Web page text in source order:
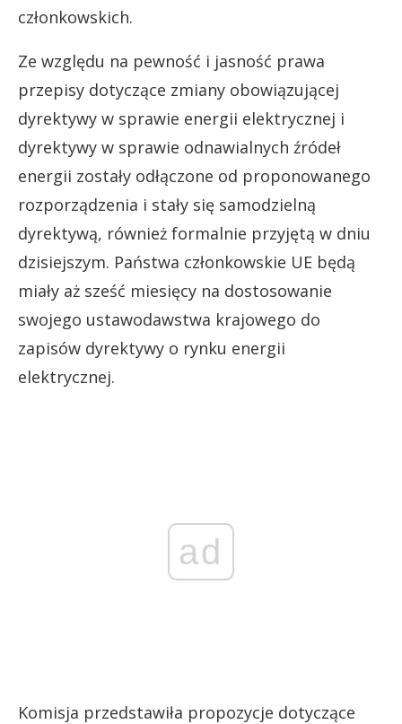
członkowskich.
Ze względu na pewność i jasność prawa
przepisy dotyczące zmiany obowiązującej
dyrektywy w sprawie energii elektrycznej i
dyrektywy w sprawie odnawialnych źródeł
energii zostały odłączone od proponowanego
rozporządzenia i stały się samodzielną
dyrektywą, również formalnie przyjętą w dniu
dzisiejszym. Państwa członkowskie UE będą
miały aż sześć miesięcy na dostosowanie
swojego ustawodawstwa krajowego do
zapisów dyrektywy o rynku energii
elektrycznej.
ad
Komisja przedstawiła propozycje dotyczące